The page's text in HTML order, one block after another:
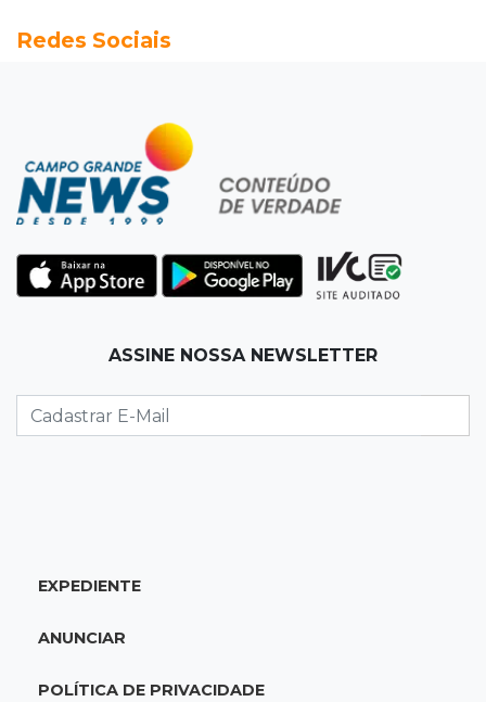
23:00Ideb
Chapadão do Sul
Homem é baleado após apontar revólver para
policiais militares
22:42Resumão
Palmeiras e Vasco confirmam vagas nas
Eleitorado aprova teste da urna, mas diz que
colinha será "fundamental"
Escolas municipais lideram notas do Ensino
Redes Sociais
ASSINE NOSSA NEWSLETTER
EXPEDIENTE
ANUNCIAR
POLÍTICA DE PRIVACIDADE